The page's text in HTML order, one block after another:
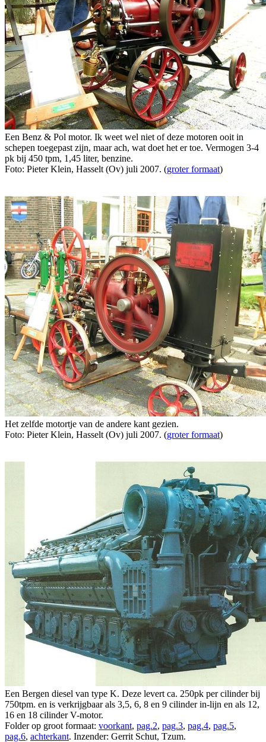
Een Benz & Pol motor. Ik weet wel niet of deze motoren ooit in
schepen toegepast zijn, maar ach, wat doet het er toe. Vermogen 3-4
pk bij 450 tpm, 1,45 liter, benzine.
Foto: Pieter Klein, Hasselt (Ov) juli 2007. (groter formaat)
Het zelfde motortje van de andere kant gezien.
Foto: Pieter Klein, Hasselt (Ov) juli 2007. (groter formaat)
Een Bergen diesel van type K. Deze levert ca. 250pk per cilinder bij
750tpm. en is verkrijgbaar als 3,5, 6, 8 en 9 cilinder in-lijn en als 12,
16 en 18 cilinder V-motor.
Folder op groot formaat: voorkant, pag.2, pag.3, pag.4, pag.5,
pag.6, achterkant. Inzender: Gerrit Schut, Tzum.